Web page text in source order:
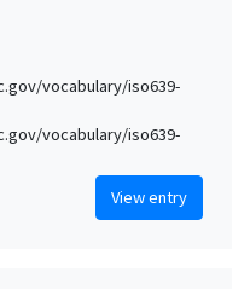
vocabulary/iso639-
vocabulary/iso639-
View entry